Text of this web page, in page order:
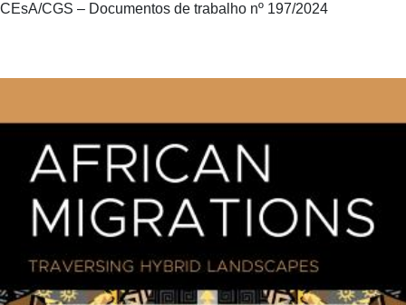
CEsA/CGS – Documentos de trabalho nº 197/2024